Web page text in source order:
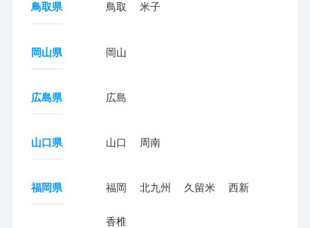
鳥取県 鳥取 米子
岡山県 岡山
広島県 広島
山口県 山口 周南
福岡県 福岡 北九州 久留米 西新
香椎